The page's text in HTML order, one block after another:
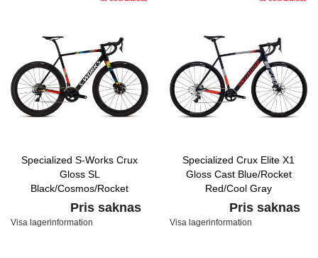
Specialized S-Works Crux
Gloss SL
Black/Cosmos/Rocket
Red/White Hph Clear
Pris saknas
Visa lagerinformation
Specialized Crux Elite X1
Gloss Cast Blue/Rocket
Red/Cool Gray
Pris saknas
Visa lagerinformation